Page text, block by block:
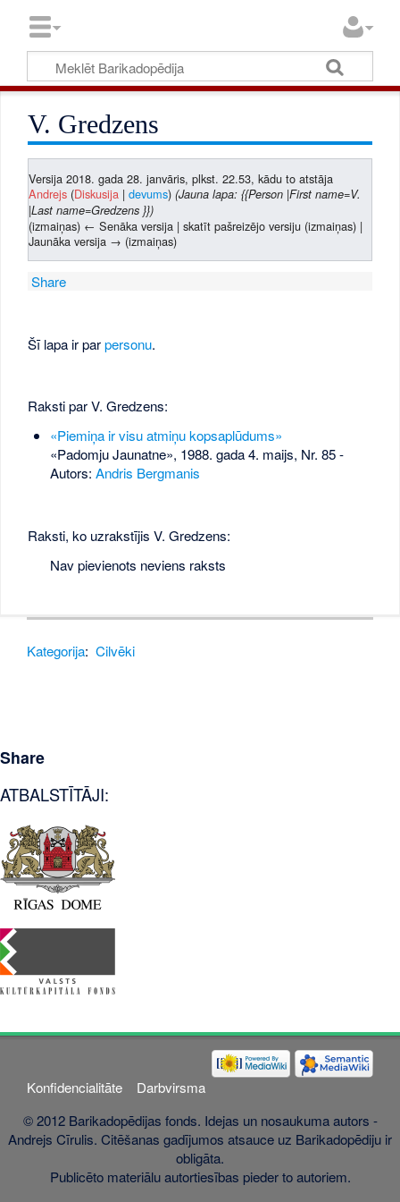
V. Gredzens
Versija 2018. gada 28. janvāris, plkst. 22.53, kādu to atstāja
Andrejs (Diskusija |devums) (Jauna lapa: {{Person |First name=V.
|Last name=Gredzens }})
(izmaiņas) ← Senāka versija | skatīt pašreizējo versiju (izmaiņas) |
Jaunāka versija → (izmaiņas)
Share
Šī lapa ir parpersonu.
Raksti par V. Gredzens:
«Piemiņa ir visu atmiņu kopsaplūdums»
«Padomju Jaunatne», 1988. gada 4. maijs, Nr. 85-
Autors: Andris Bergmanis
Raksti, ko uzrakstījis V. Gredzens:
Nav pievienots neviens raksts
Kategorija: Cilvēki
Share
ATBALSTĪTĀJI:
Konfidencialitāte
Darbvirsma
© 2012 Barikadopēdijas fonds. Idejas un nosaukuma autors -
Andrejs Cīrulis. Citēšanas gadījumos atsauce uz Barikadopēdiju ir
obligāta.
Publicēto materiālu autortiesības pieder to autoriem.